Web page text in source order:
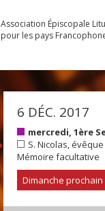
Association Épiscopale
pour les pays
6 DÉC. 2017
mercredi, 1ère
S. Nicolas, évêque
Mémoire facultative
Dimanche prochain